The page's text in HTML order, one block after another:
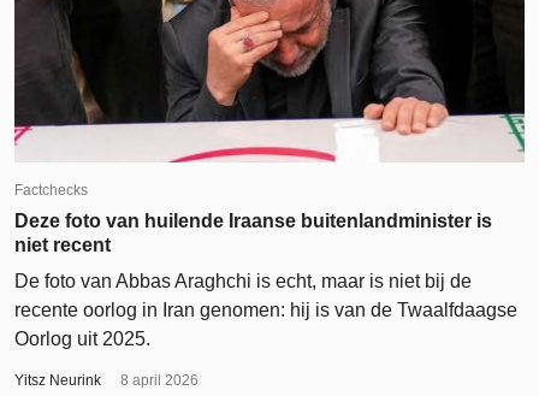
Factchecks
Deze foto van huilende Iraanse buitenlandminister is
niet recent
De foto van Abbas Araghchi is echt, maar is niet bij de
recente oorlog in Iran genomen: hij is van de Twaalfdaagse
Oorlog uit 2025.
Yitsz Neurink 8 april 2026